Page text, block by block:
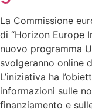
La Commissione
di “Horizon Europe
nuovo programma
svolgeranno online
L’iniziativa ha
informazioni sulle
finanziamento e